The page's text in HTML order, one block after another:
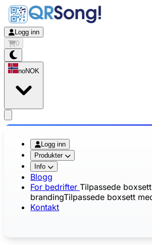
Logg inn
0
noNOK
Logg inn
Produkter
Info
Blogg
For bedrifter Tilpassede
brandingTilpassede boxsett
Kontakt